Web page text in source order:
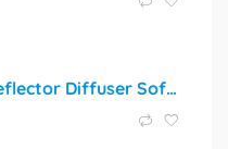
2in1 Flash Reflector Diffuser Softbox Silver White / Reflektor Bouncer Universal